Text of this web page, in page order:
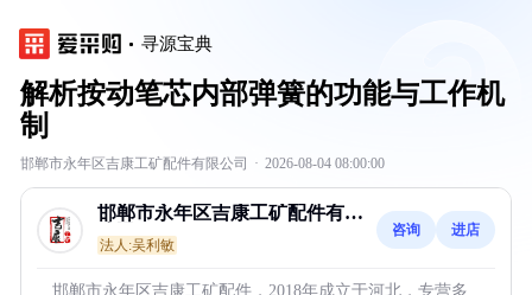
寻源宝典
解析按动笔芯内部弹簧的功能与工作机
制
邯郸市永年区吉康工矿配件有限公司 · 2026-08-04 08:00:00
邯郸市永年区吉康工矿配件有限
公司
法人:吴利敏
咨询 进店
邯郸市永年区吉康工矿配件，2018年成立于河北，专营多